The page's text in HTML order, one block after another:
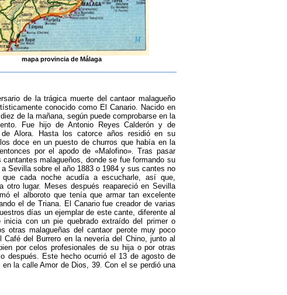
mapa provincia de Málaga
de la trágica muerte del cantaor malagueño
conocido como El Canario. Nacido en
de la mañana, según puede comprobarse en la
Fue hijo de Antonio Reyes Calderón y de
de Alora. Hasta los catorce años residió en su
doce en un puesto de churros que había en la
por el apodo de «Malofino». Tras pasar
malagueños, donde se fue formando su
Sevilla sobre el año 1883 o 1984 y sus cantes no
cada noche acudía a escucharle, así que,
otro lugar. Meses después reapareció en Sevilla
el alboroto que tenía que armar tan excelente
el de Triana. El Canario fue creador de varias
días un ejemplar de este cante, diferente al
con un pie quebrado extraído del primer o
otras malagueñas del cantaor perote muy poco
del Burrero en la nevería del Chino, junto al
por celos profesionales de su hija o por otras
después. Este hecho ocurrió el 13 de agosto de
la calle Amor de Dios, 39. Con el se perdió una